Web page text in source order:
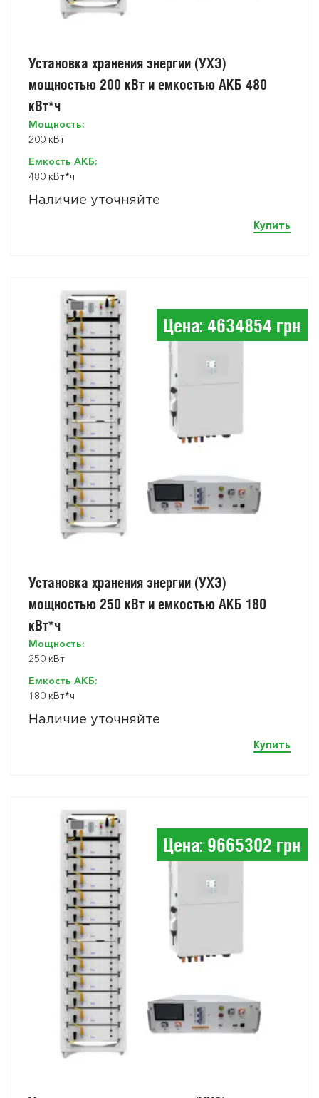
Установка хранения энергии (УХЭ)
мощностью 200 кВт и емкостью АКБ 480
кВт*ч
Мощность:
200 кВт
Емкость АКБ:
480 кВт*ч
Наличие уточняйте
Купить
Цена: 4634854 грн
Установка хранения энергии (УХЭ)
мощностью 250 кВт и емкостью АКБ 180
кВт*ч
Мощность:
250 кВт
Емкость АКБ:
180 кВт*ч
Наличие уточняйте
Купить
Цена: 9665302 грн